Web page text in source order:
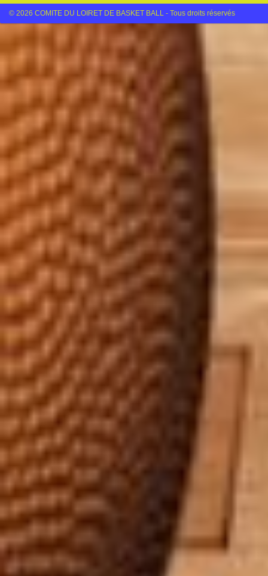
© 2026 COMITE DU LOIRET DE BASKET BALL - Tous droits réservés